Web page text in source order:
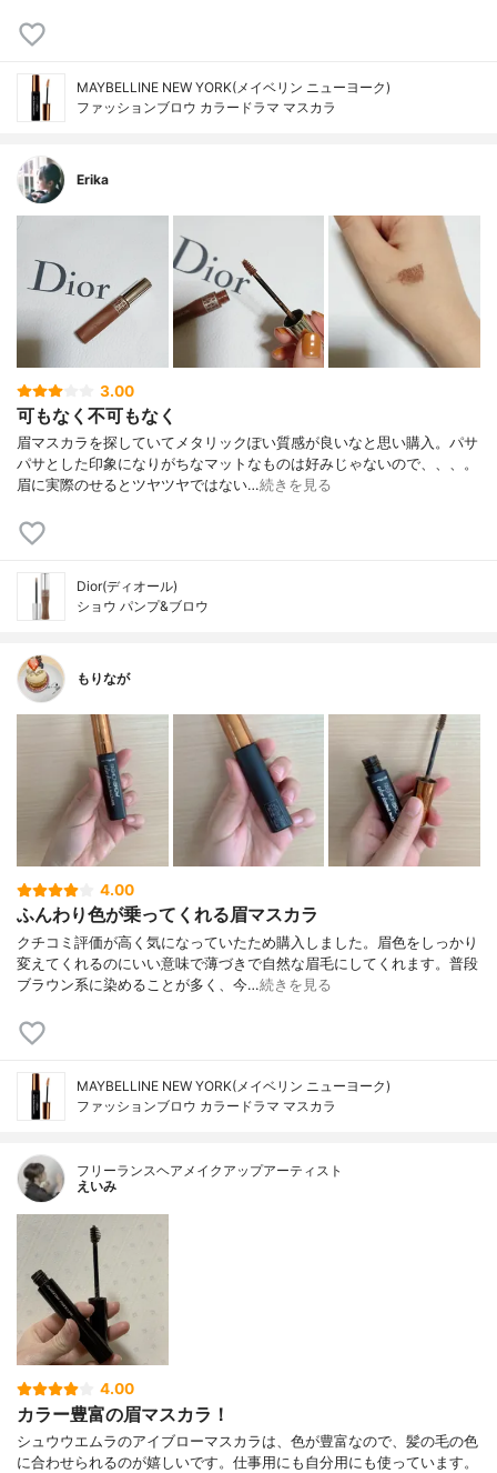
MAYBELLINE NEW YORK(メイベリン ニューヨーク)
ファッションブロウ カラードラマ マスカラ
Erika
3.00
可もなく不可もなく
眉マスカラを探していてメタリックぽい質感が良いなと思い購入。パサ
パサとした印象になりがちなマットなものは好みじゃないので、、、。
眉に実際のせるとツヤツヤではない…続きを見る
Dior(ディオール)
ショウ パンプ&ブロウ
もりなが
4.00
ふんわり色が乗ってくれる眉マスカラ
クチコミ評価が高く気になっていたため購入しました。眉色をしっかり
変えてくれるのにいい意味で薄づきで自然な眉毛にしてくれます。普段
ブラウン系に染めることが多く、今…続きを見る
MAYBELLINE NEW YORK(メイベリン ニューヨーク)
ファッションブロウ カラードラマ マスカラ
フリーランスヘアメイクアップアーティスト
えいみ
4.00
カラー豊富の眉マスカラ！
シュウウエムラのアイブローマスカラは、色が豊富なので、髪の毛の色
に合わせられるのが嬉しいです。仕事用にも自分用にも使っています。